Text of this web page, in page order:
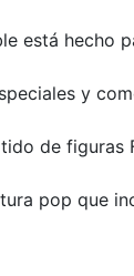
está hecho
y
de figuras
pop que